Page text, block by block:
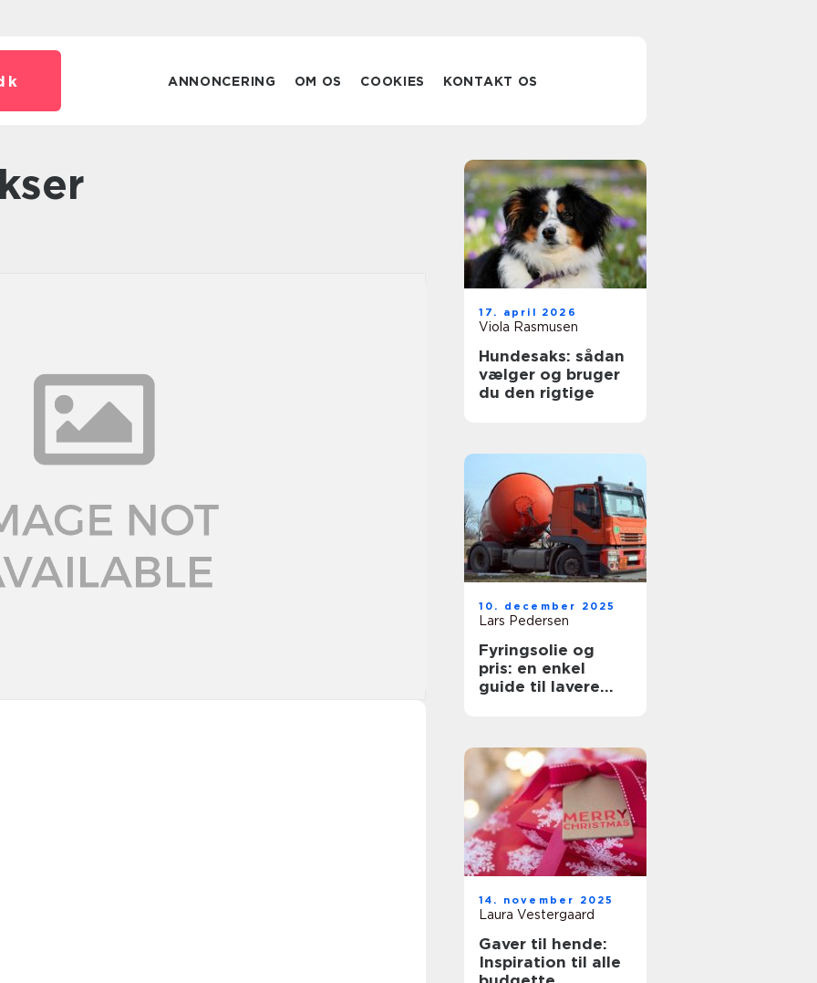
ANNONCERING OM OS COOKIES KONTAKT OS
17. april 2026
Viola Rasmusen
Hundesaks: sådan
vælger og bruger
du den rigtige
10. december 2025
Lars Pedersen
Fyringsolie og
pris: en enkel
guide til lavere
14. november 2025
Laura Vestergaard
Gaver til hende:
Inspiration til alle